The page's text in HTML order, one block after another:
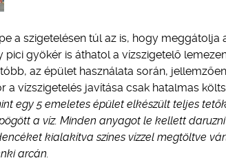
a szigetelésen túl az is, hogy meggátolja
gyökér is áthatol a vízszigetelő
az épület használata során,
a vízszigetelés javítása csak hatalmas
egy 5 emeletes épület elkészült teljes
a víz. Minden anyagot le kellett
kialakítva színes vízzel megtöltve
arcán.